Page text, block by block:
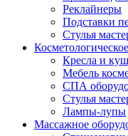
Реклайнеры
Подставки
Стулья
Кресла и
Мебель
СПА
Стулья
Лампы-лупы
Массажное